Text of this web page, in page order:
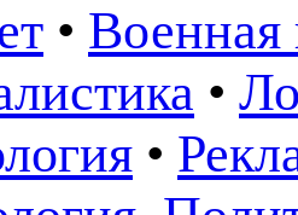
• Военная
•
•